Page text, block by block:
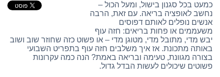
כמעט בכל סגנון בישול, ומעל הכול –
נחשב לאופציה בריאה. עם זאת, הרבה
אנשים נופלים לאותם דפוסים
משעממים או פחות בריאים: חזה עוף
יבש מדי, מתובל מדי, מטוגן מדי – או פשוט כזה שחוזר שוב ושוב
באותה מתכונת. אז איך משלבים חזה עוף בתפריט השבועי
בצורה מגוונת, טעימה ובריאה באמת? הנה כמה עקרונות
פשוטים שיכולים לעשות הבדל גדול.